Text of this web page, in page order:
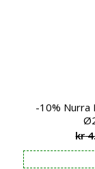
-10% Nurra
kr